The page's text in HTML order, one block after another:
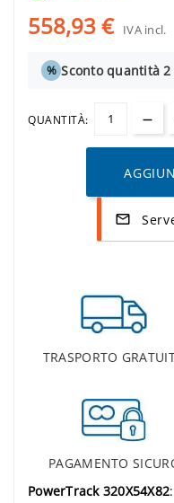
558,93 € IVA incl.
% Sconto quantità
QUANTITÀ:
mail_outline
TRASPORTO
PAGAMENTO
PowerTrack 320X54X82